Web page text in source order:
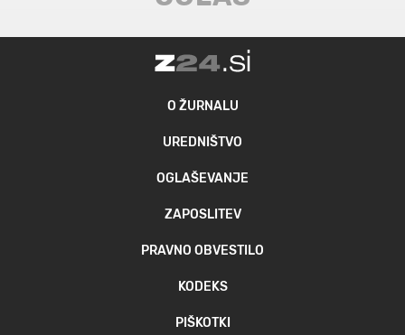
O ŽURNALU
UREDNIŠTVO
OGLAŠEVANJE
ZAPOSLITEV
PRAVNO OBVESTILO
KODEKS
PIŠKOTKI